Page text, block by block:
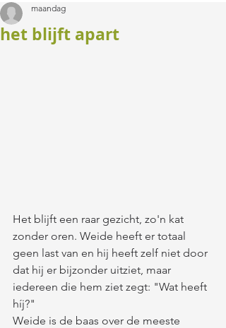
het blijft apart
maandag
Het blijft een raar gezicht, zo'n kat
zonder oren. Weide heeft er totaal
geen last van en hij heeft zelf niet door
dat hij er bijzonder uitziet, maar
iedereen die hem ziet zegt: "Wat heeft
híj?"
Weide is de baas over de meeste